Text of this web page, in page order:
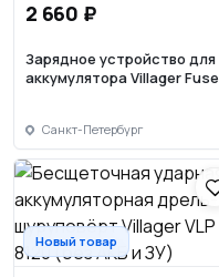
2 660 ₽
Зарядное устройство для
аккумулятора Villager Fuse
Санкт-Петербург
Новый товар